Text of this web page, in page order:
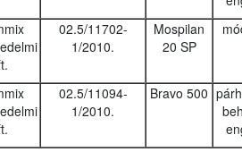
02.5/11702-
1/2010.
Mospilan
20 SP
02.5/11094-
1/2010.
Bravo 500